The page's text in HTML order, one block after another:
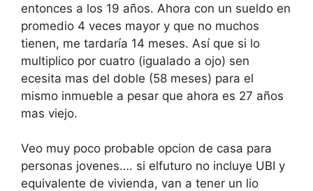
entonces a los 19 años. Ahora con un sueldo en
promedio 4 veces mayor y que no muchos
tienen, me tardaría 14 meses. Así que si lo
multiplico por cuatro (igualado a ojo) sen
ecesita mas del doble (58 meses) para el
mismo inmueble a pesar que ahora es 27 años
mas viejo.
Veo muy poco probable opcion de casa para
personas jovenes…. si elfuturo no incluye UBI y
equivalente de vivienda, van a tener un lio